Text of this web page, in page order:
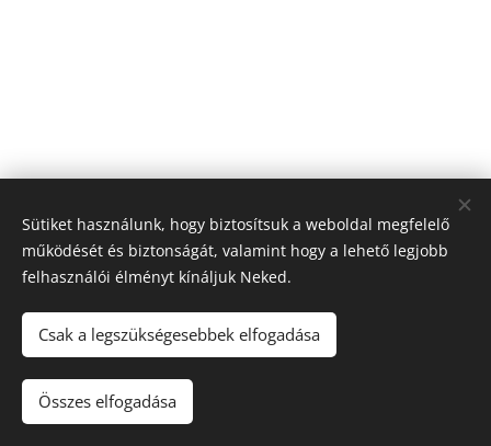
© 2025 a Magyar Léptek oldala. Minden jog fenntartva.
Adatkezelési Tájékoztató:
Sütiket használunk, hogy biztosítsuk a weboldal megfelelő
működését és biztonságát, valamint hogy a lehető legjobb
felhasználói élményt kínáljuk Neked.
Csak a legszükségesebbek elfogadása
Összes elfogadása